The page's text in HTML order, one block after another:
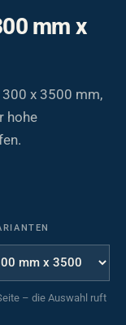
mm x
x 3500 mm,
hohe
– die Auswahl ruft